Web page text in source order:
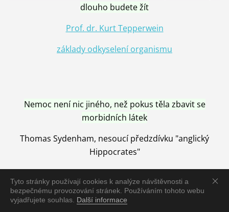
Tyto stránky používají cookies k analýze návštěvnosti a
bezpečnému provozování stránek. Používáním tohoto webu
vyjadřujete souhlas. Další informace
dlouho budete žít
Prof. dr. Kurt Tepperwein
základy odkyselení organismu
Nemoc není nic jiného, než pokus těla zbavit se
morbidních látek
Thomas Sydenham, nesoucí předzdívku "anglický
Hippocrates"
Nemoc je vyléčena jen pomocí Přírody, neutralizací a